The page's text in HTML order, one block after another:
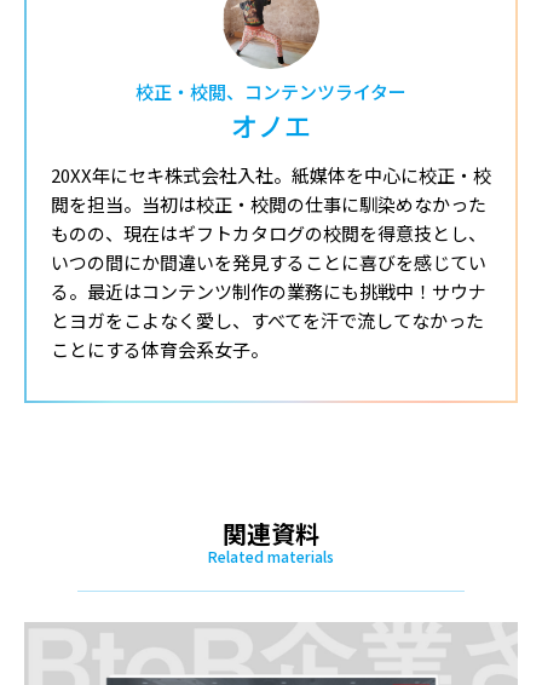
校正・校閲、コンテンツライター
オノエ
20XX年にセキ株式会社入社。紙媒体を中心に校正・校
閲を担当。当初は校正・校閲の仕事に馴染めなかった
ものの、現在はギフトカタログの校閲を得意技とし、
いつの間にか間違いを発見することに喜びを感じてい
る。最近はコンテンツ制作の業務にも挑戦中！サウナ
とヨガをこよなく愛し、すべてを汗で流してなかった
ことにする体育会系女子。
関連資料
Related materials